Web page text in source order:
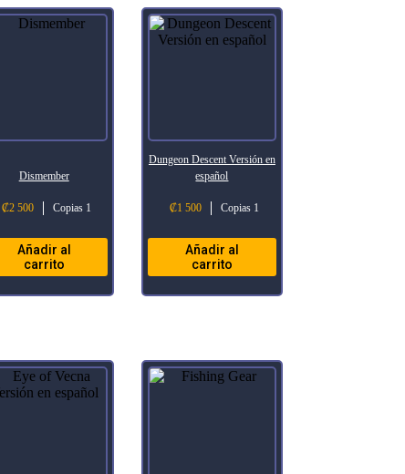
Dismember
₡2 500 Copias 1
Añadir al
carrito
Dungeon Descent Versión en
español
₡1 500 Copias 1
Añadir al
carrito